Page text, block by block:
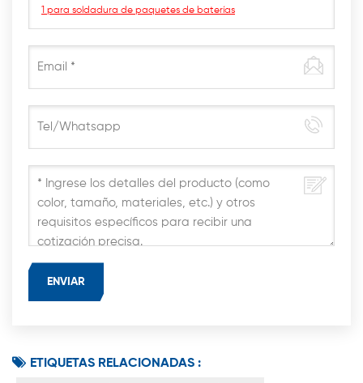
1 para soldadura de paquetes de baterías
ETIQUETAS RELACIONADAS :